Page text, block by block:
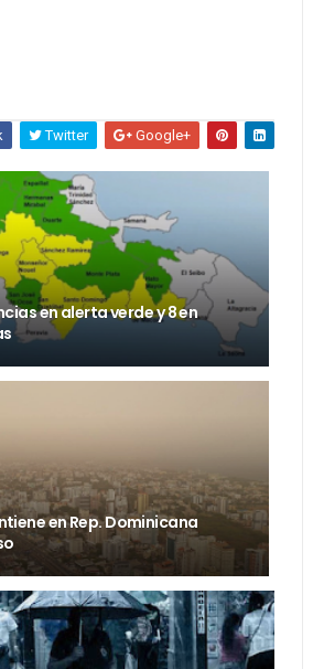
Twitter Google+
en alerta verde y 8 en
en Rep. Dominicana